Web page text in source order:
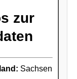
zur
Sachsen